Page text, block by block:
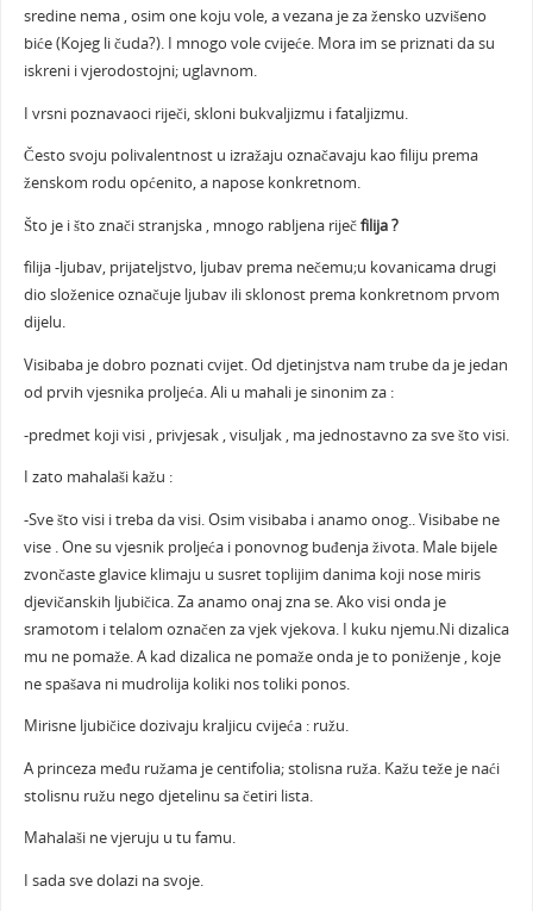
sredine nema , osim one koju vole, a vezana je za žensko uzvišeno
biće (Kojeg li čuda?). I mnogo vole cvijeće. Mora im se priznati da su
iskreni i vjerodostojni; uglavnom.
I vrsni poznavaoci riječi, skloni bukvaljizmu i fataljizmu.
Često svoju polivalentnost u izražaju označavaju kao filiju prema
ženskom rodu općenito, a napose konkretnom.
Što je i što znači stranjska , mnogo rabljena riječfilija ?
filija -ljubav, prijateljstvo, ljubav prema nečemu;u kovanicama drugi
dio složenice označuje ljubav ili sklonost prema konkretnom prvom
dijelu.
Visibaba je dobro poznati cvijet. Od djetinjstva nam trube da je jedan
od prvih vjesnika proljeća. Ali u mahali je sinonim za :
-predmet koji visi , privjesak , visuljak , ma jednostavno za sve što visi.
I zato mahalaši kažu :
-Sve što visi i treba da visi. Osim visibaba i anamo onog.. Visibabe ne
vise . One su vjesnik proljeća i ponovnog buđenja života. Male bijele
zvončaste glavice klimaju u susret toplijim danima koji nose miris
djevičanskih ljubičica. Za anamo onaj zna se. Ako visi onda je
sramotom i telalom označen za vjek vjekova. I kuku njemu.Ni dizalica
mu ne pomaže. A kad dizalica ne pomaže onda je to poniženje , koje
ne spašava ni mudrolija koliki nos toliki ponos.
Mirisne ljubičice dozivaju kraljicu cvijeća : ružu.
A princeza među ružama je centifolia; stolisna ruža. Kažu teže je naći
stolisnu ružu nego djetelinu sa četiri lista.
Mahalaši ne vjeruju u tu famu.
I sada sve dolazi na svoje.